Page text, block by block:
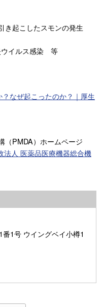
き起こしたスモンの発生
ウイルス感染 等
なぜ起こったのか？｜厚生
（PMDA）ホームページ
法人 医薬品医療機器総合機
1号 ウイングベイ小樽1